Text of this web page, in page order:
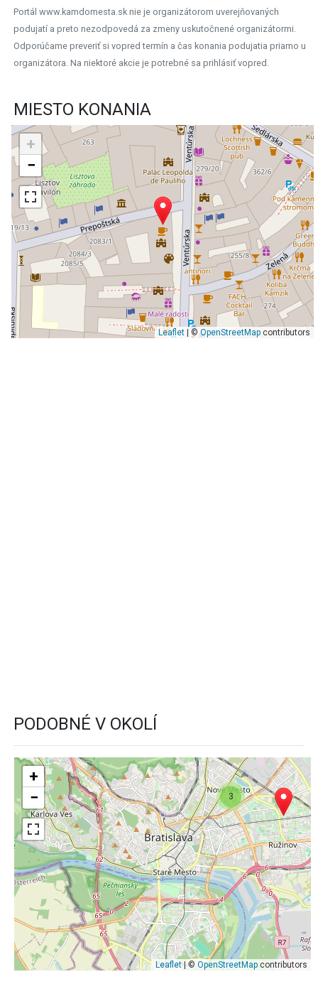
Portál www.kamdomesta.sk nie je organizátorom uverejňovaných
podujatí a preto nezodpovedá za zmeny uskutočnené organizátormi.
Odporúčame preveriť si vopred termín a čas konania podujatia priamo u
organizátora. Na niektoré akcie je potrebné sa prihlásiť vopred.
MIESTO KONANIA
+
−
Leaflet| ©OpenStreetMapcontributors
PODOBNÉ V OKOLÍ
3
+
−
Leaflet| © OpenStreetMap contributors